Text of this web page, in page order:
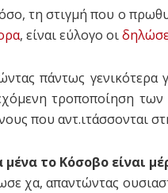
τη στιγμή που ο
, είναι εύλογο οι
πάντως γενικότερα
τροποποίηση
που αντ.ιτάσσονται
μένα το Κόσοβο είναι
χα, απαντώντας